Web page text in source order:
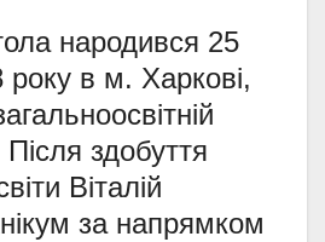
народився 25
в м. Харкові,
здобуття
Віталій
за напрямком